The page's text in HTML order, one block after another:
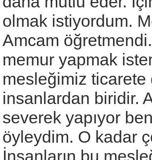
olmak istiyordum.
Amcam
memur yapmak
mesleğimiz
insanlardan biridir.
severek yapıyor
öyleydim. O kadar
İnsanların bu